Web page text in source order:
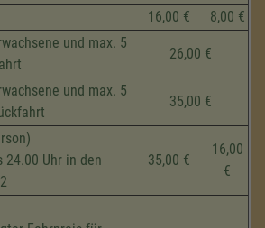
16,00 €
8,00 €
und max. 5
26,00 €
und max. 5
35,00 €
Uhr in den
35,00 €
16,00
€